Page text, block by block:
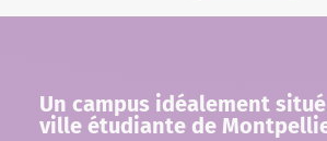
Un campus idéalement
ville étudiante de